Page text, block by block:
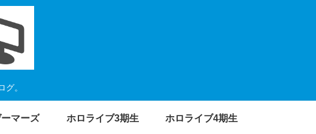
。
マーズ ホロライブ3期生 ホロライブ4期生